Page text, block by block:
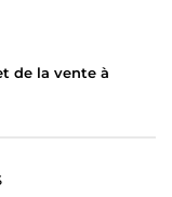
de la vente à